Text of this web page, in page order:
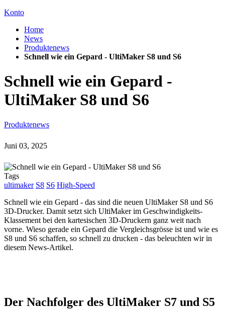
Konto
Home
News
Produktenews
Schnell wie ein Gepard - UltiMaker S8 und S6
Schnell wie ein Gepard -
UltiMaker S8 und S6
Produktenews
Juni 03, 2025
Tags
ultimaker S8 S6 High-Speed
Schnell wie ein Gepard - das sind die neuen UltiMaker S8 und S6
3D-Drucker. Damit setzt sich UltiMaker im Geschwindigkeits-
Klassement bei den kartesischen 3D-Druckern ganz weit nach
vorne. Wieso gerade ein Gepard die Vergleichsgrösse ist und wie es
S8 und S6 schaffen, so schnell zu drucken - das beleuchten wir in
diesem News-Artikel.
Der Nachfolger des UltiMaker S7 und S5